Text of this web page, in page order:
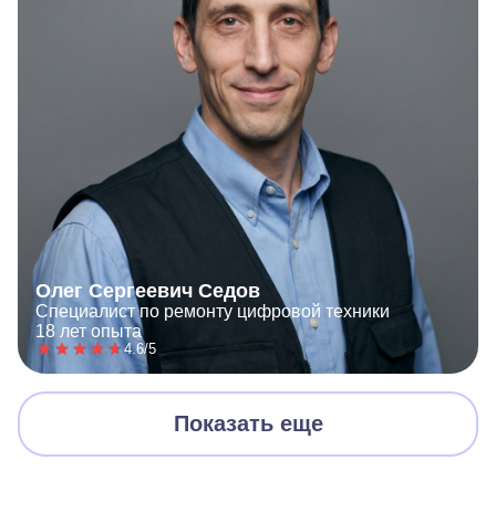
Олег Сергеевич Седов
Специалист по ремонту цифровой техники
18 лет опыта
4.6/5
Показать еще